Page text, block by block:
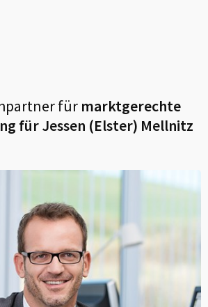
fürmarktgerechte
fürJessen (Elster) Mellnitz